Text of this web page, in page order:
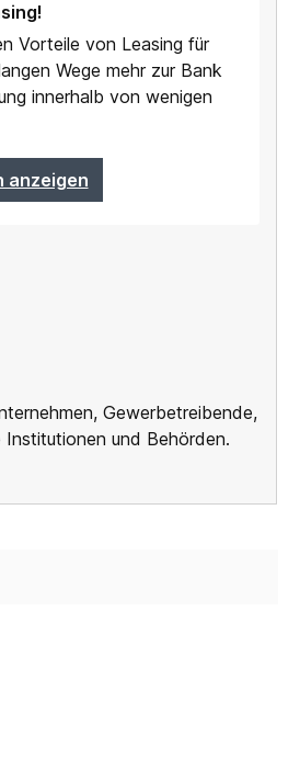
Vorteile von Leasing für
Wege mehr zur Bank
innerhalb von wenigen
anzeigen
Gewerbetreibende,
Institutionen und Behörden.